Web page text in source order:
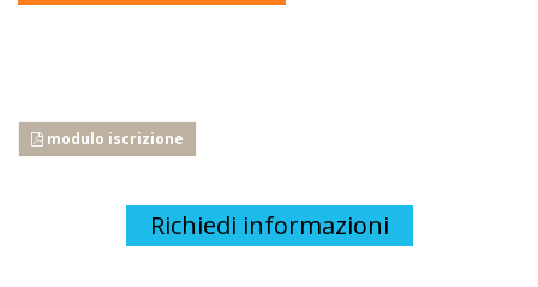
Vedi la lista completa
modulo iscrizione
Richiedi informazioni